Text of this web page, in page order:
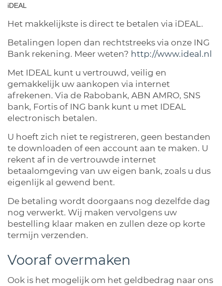
iDEAL
Het makkelijkste is direct te betalen via iDEAL.
Betalingen lopen dan rechtstreeks via onze ING
Bank rekening. Meer weten? http://www.ideal.nl
Met IDEAL kunt u vertrouwd, veilig en
gemakkelijk uw aankopen via internet
afrekenen. Via de Rabobank, ABN AMRO, SNS
bank, Fortis of ING bank kunt u met IDEAL
electronisch betalen.
U hoeft zich niet te registreren, geen bestanden
te downloaden of een account aan te maken. U
rekent af in de vertrouwde internet
betaalomgeving van uw eigen bank, zoals u dus
eigenlijk al gewend bent.
De betaling wordt doorgaans nog dezelfde dag
nog verwerkt. Wij maken vervolgens uw
bestelling klaar maken en zullen deze op korte
termijn verzenden.
Vooraf overmaken
Ook is het mogelijk om het geldbedrag naar ons